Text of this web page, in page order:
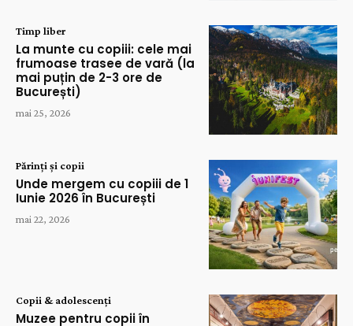
Timp liber
La munte cu copiii: cele mai
frumoase trasee de vară (la
mai puțin de 2-3 ore de
București)
mai 25, 2026
Părinți și copii
Unde mergem cu copiii de 1
Iunie 2026 în București
mai 22, 2026
Copii & adolescenți
Muzee pentru copii în